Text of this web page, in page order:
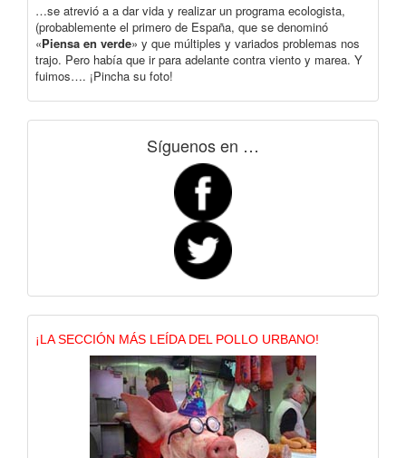
…se atrevió a a dar vida y realizar un programa ecologista,
(probablemente el primero de España, que se denominó
«Piensa en verde» y que múltiples y variados problemas nos
trajo. Pero había que ir para adelante contra viento y marea. Y
fuimos…. ¡Pincha su foto!
Síguenos en …
¡LA SECCIÓN MÁS LEÍDA DEL POLLO URBANO!